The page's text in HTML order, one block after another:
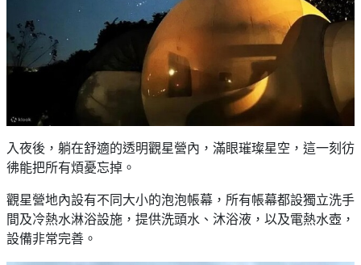
入夜後，躺在舒適的透明觀星營內，滿眼璀璨星空，這一刻彷
彿能把所有煩憂忘掉。
觀星營地內設有不同大小的泡泡帳幕，所有帳幕都設獨立洗手
間及冷熱水淋浴設施，提供洗頭水、沐浴液，以及電熱水壺，
設備非常完善。